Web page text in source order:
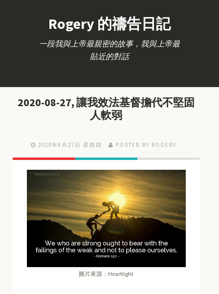
Rogery 的禱告日記
一段我與上帝最親密的故事，我與上帝最
貼近的對話
2020-08-27, 讓我效法基督擔代不堅固
人軟弱
2020年8月27日 星期四 POSTED BY ROGERY
圖片來源：Heartlight